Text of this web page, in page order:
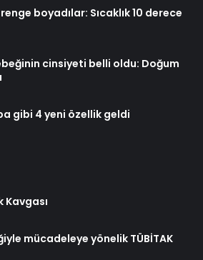
boyadılar: Sıcaklık 10 derece
cinsiyeti belli oldu: Doğum
gibi 4 yeni özellik geldi
Kavgası
mücadeleye yönelik TÜBİTAK